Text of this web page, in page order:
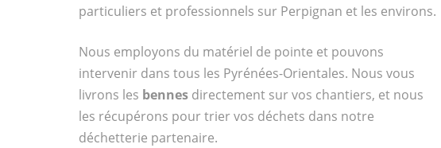
particuliers et professionnels sur Perpignan et les environs.
Nous employons du matériel de pointe et pouvons
intervenir dans tous les Pyrénées-Orientales. Nous vous
livrons les bennesdirectement sur vos chantiers, et nous
les récupérons pour trier vos déchets dans notre
déchetterie partenaire.